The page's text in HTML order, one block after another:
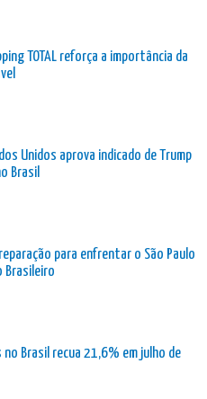
TOTAL reforça a importância da
Unidos aprova indicado de Trump
Brasil
para enfrentar o São Paulo
Brasileiro
Brasil recua 21,6% em julho de